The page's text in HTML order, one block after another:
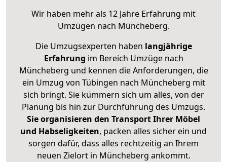
Wir haben mehr als 12 Jahre Erfahrung mit
Umzügen nach Müncheberg.
Die Umzugsexperten haben langjährige
Erfahrung im Bereich Umzüge nach
Müncheberg und kennen die Anforderungen, die
ein Umzug von Tübingen nach Müncheberg mit
sich bringt. Sie kümmern sich um alles, von der
Planung bis hin zur Durchführung des Umzugs.
Sie organisieren den Transport Ihrer Möbel
und Habseligkeiten, packen alles sicher ein und
sorgen dafür, dass alles rechtzeitig an Ihrem
neuen Zielort in Müncheberg ankommt.